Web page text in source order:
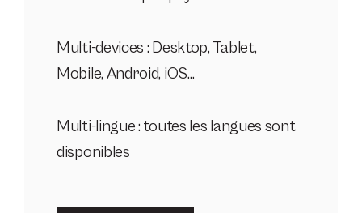
Multi-devices : Desktop, Tablet,
Mobile, Android, iOS…
Multi-lingue : toutes les langues sont
disponibles